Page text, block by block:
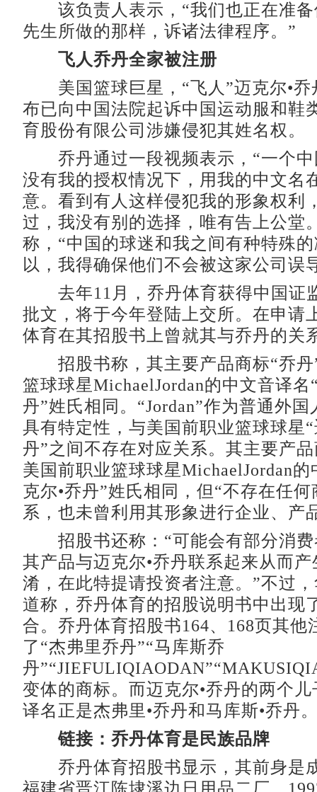
该负责人表示，“我们也正在准备
先生所做的那样，诉诸法律程序。”
飞人乔丹全家被注册
美国篮球巨星，“飞人”迈克尔•乔
布已向中国法院起诉中国运动服和鞋
育股份有限公司涉嫌侵犯其姓名权。
乔丹通过一段视频表示，“一个中
没有我的授权情况下，用我的中文名
意。看到有人这样侵犯我的形象权利
过，我没有别的选择，唯有告上公堂
称，“中国的球迷和我之间有种特殊
以，我得确保他们不会被这家公司误
去年11月，乔丹体育获得中国证
批文，将于今年登陆上交所。在申请
体育在其招股书上曾就其与乔丹的关
招股书称，其主要产品商标“乔丹
篮球球星MichaelJordan的中文音译名
丹”姓氏相同。“Jordan”作为普通外
具有特定性，与美国前职业篮球球星“
丹”之间不存在对应关系。其主要产
美国前职业篮球球星MichaelJordan的
克尔•乔丹”姓氏相同，但“不存在任
系，也未曾利用其形象进行企业、产
招股书还称：“可能会有部分消费
其产品与迈克尔•乔丹联系起来从而
淆，在此特提请投资者注意。”不过
道称，乔丹体育的招股说明书中出现
合。乔丹体育招股书164、168页其他
了“杰弗里乔丹”“马库斯乔
丹
变体的商标。而迈克尔•乔丹的两个
译名正是杰弗里•乔丹和马库斯•乔丹
链接：乔丹体育是民族品牌
乔丹体育招股书显示，其前身是